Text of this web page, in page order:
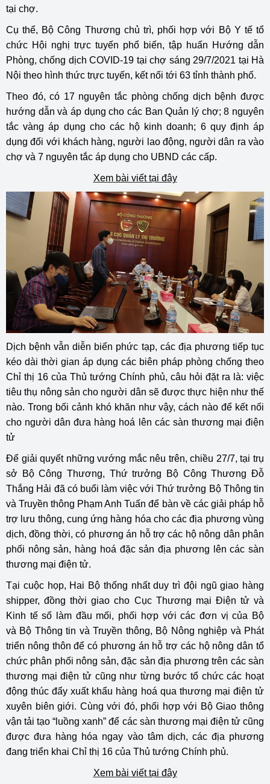
tại chợ.
Cụ thể, Bộ Công Thương chủ trì, phối hợp với Bộ Y tế tổ
chức Hội nghị trực tuyến phổ biến, tập huấn Hướng dẫn
Phòng, chống dịch COVID-19 tại chợ sáng 29/7/2021 tại Hà
Nội theo hình thức trực tuyến, kết nối tới 63 tỉnh thành phố.
Theo đó, có 17 nguyên tắc phòng chống dịch bệnh được
hướng dẫn và áp dụng cho các Ban Quản lý chợ; 8 nguyên
tắc vàng áp dụng cho các hộ kinh doanh; 6 quy định áp
dụng đối với khách hàng, người lao động, người dân ra vào
chợ và 7 nguyên tắc áp dụng cho UBND các cấp.
Xem bài viết tại đây
Dịch bệnh vẫn diễn biến phức tạp, các địa phương tiếp tục
kéo dài thời gian áp dụng các biên pháp phòng chống theo
Chỉ thị 16 của Thủ tướng Chính phủ, câu hỏi đặt ra là: việc
tiêu thụ nông sản cho người dân sẽ được thực hiện như thế
nào. Trong bối cảnh khó khăn như vậy, cách nào để kết nối
cho người dân đưa hàng hoá lên các sàn thương mại điện
tử
Để giải quyết những vướng mắc nêu trên, chiều 27/7, tại trụ
sở Bộ Công Thương, Thứ trưởng Bộ Công Thương Đỗ
Thắng Hải đã có buổi làm việc với Thứ trưởng Bộ Thông tin
và Truyền thông Phạm Anh Tuấn để bàn về các giải pháp hỗ
trợ lưu thông, cung ứng hàng hóa cho các địa phương vùng
dịch, đồng thời, có phương án hỗ trợ các hộ nông dân phân
phối nông sản, hàng hoá đặc sản địa phương lên các sàn
thương mại điện tử.
Tại cuộc họp, Hai Bộ thống nhất duy trì đội ngũ giao hàng
shipper, đồng thời giao cho Cục Thương mại Điện tử và
Kinh tế số làm đầu mối, phối hợp với các đơn vị của Bộ
và Bộ Thông tin và Truyền thông, Bộ Nông nghiệp và Phát
triển nông thôn để có phương án hỗ trợ các hộ nông dân tổ
chức phân phối nông sản, đặc sản địa phương trên các sàn
thương mại điện tử cũng như từng bước tổ chức các hoạt
động thúc đẩy xuất khẩu hàng hoá qua thương mại điện tử
xuyên biên giới. Cùng với đó, phối hợp với Bộ Giao thông
vận tải tạo “luồng xanh” để các sàn thương mại điện tử cũng
được đưa hàng hóa ngay vào tâm dịch, các địa phương
đang triển khai Chỉ thị 16 của Thủ tướng Chính phủ.
Xem bài viết tại đây